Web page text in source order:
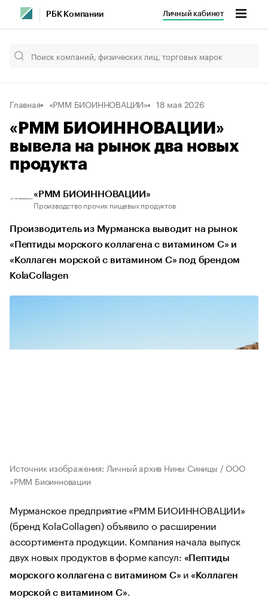
РБК Компании Личный кабинет
Главная «РММ БИОИННОВАЦИИ» 18 мая 2026
«РММ БИОИННОВАЦИИ»
вывела на рынок два новых
продукта
«РММ БИОИННОВАЦИИ»
Производство прочих пищевых продуктов
Производитель из Мурманска выводит на рынок
«Пептиды морского коллагена с витамином С» и
«Коллаген морской с витамином С» под брендом
KolaCollagen
Источник изображения: Личный архив Нины Синицы / ООО
«РММ Биоинновации
Мурманское предприятие «РММ БИОИННОВАЦИИ»
(бренд KolaCollagen) объявило о расширении
ассортимента продукции. Компания начала выпуск
двух новых продуктов в форме капсул: «Пептиды
морского коллагена с витамином С» и «Коллаген
морской с витамином С».